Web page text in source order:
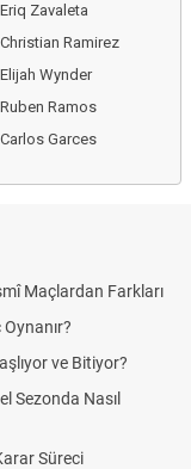
Eriq Zavaleta
Christian Ramirez
Elijah Wynder
Ruben Ramos
Carlos Garces
Maçlardan Farkları
ve Bitiyor?
Sezonda Nasıl
Süreci